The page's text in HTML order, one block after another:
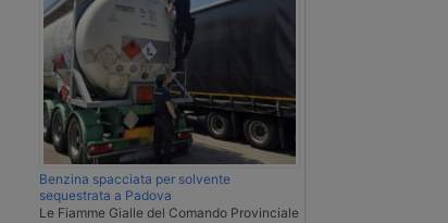
Benzina spacciata per solvente
sequestrata a Padova
Le Fiamme Gialle del Comando Provinciale